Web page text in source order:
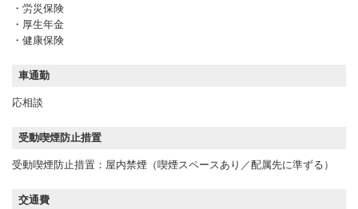
・労災保険
・厚生年金
・健康保険
車通勤
応相談
受動喫煙防止措置
受動喫煙防止措置：屋内禁煙（喫煙スペースあり／配属先に準ずる）
交通費